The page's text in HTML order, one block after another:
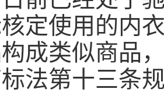
定使用的内
成类似商品
法第十三条